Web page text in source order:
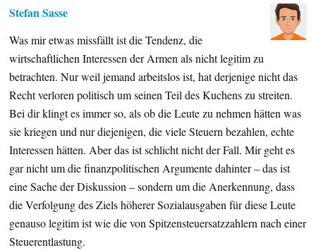
Stefan Sasse
Was mir etwas missfällt ist die Tendenz, die
wirtschaftlichen Interessen der Armen als nicht legitim zu
betrachten. Nur weil jemand arbeitslos ist, hat derjenige nicht das
Recht verloren politisch um seinen Teil des Kuchens zu streiten.
Bei dir klingt es immer so, als ob die Leute zu nehmen hätten was
sie kriegen und nur diejenigen, die viele Steuern bezahlen, echte
Interessen hätten. Aber das ist schlicht nicht der Fall. Mir geht es
gar nicht um die finanzpolitischen Argumente dahinter – das ist
eine Sache der Diskussion – sondern um die Anerkennung, dass
die Verfolgung des Ziels höherer Sozialausgaben für diese Leute
genauso legitim ist wie die von Spitzensteuersatzzahlern nach einer
Steuerentlastung.